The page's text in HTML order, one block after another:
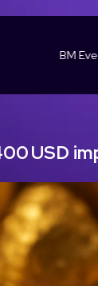
BM
USD